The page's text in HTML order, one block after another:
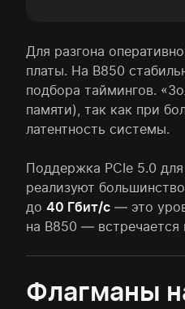
Для разгона
платы. На B850
подбора таймингов.
памяти), так как при
латентность системы.
Поддержка PCIe 5.0
реализуют
до 40 Гбит/с — это
на B850 —
Флагманы